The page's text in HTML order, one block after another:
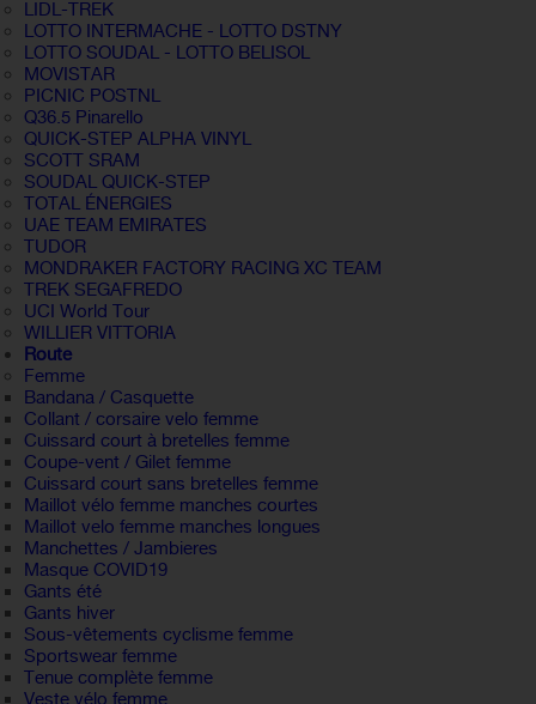
LIDL-TREK
LOTTO INTERMACHE - LOTTO DSTNY
LOTTO SOUDAL - LOTTO BELISOL
MOVISTAR
PICNIC POSTNL
Q36.5 Pinarello
QUICK-STEP ALPHA VINYL
SCOTT SRAM
SOUDAL QUICK-STEP
TOTAL ÉNERGIES
UAE TEAM EMIRATES
TUDOR
MONDRAKER FACTORY RACING XC TEAM
TREK SEGAFREDO
UCI World Tour
WILLIER VITTORIA
Route
Femme
Bandana / Casquette
Collant / corsaire velo femme
Cuissard court à bretelles femme
Coupe-vent / Gilet femme
Cuissard court sans bretelles femme
Maillot vélo femme manches courtes
Maillot velo femme manches longues
Manchettes / Jambieres
Masque COVID19
Gants été
Gants hiver
Sous-vêtements cyclisme femme
Sportswear femme
Tenue complète femme
Veste vélo femme